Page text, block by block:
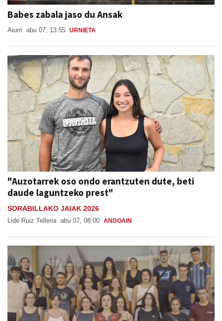
Babes zabala jaso du Ansak
Aiurri abu 07, 13:55 URNIETA
"Auzotarrek oso ondo erantzuten dute, beti
daude laguntzeko prest"
SORABILLAKO JAIAK 2026
Lide Ruiz Telleria abu 07, 08:00 ANDOAIN